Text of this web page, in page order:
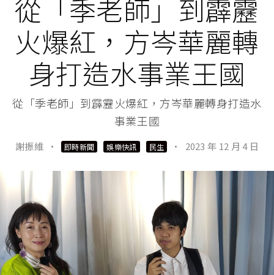
從「季老師」到霹靂
火爆紅，方岑華麗轉
身打造水事業王國
從「季老師」到霹靂火爆紅，方岑華麗轉身打造水
事業王國
謝振維 · 即時新聞 娛樂快訊 民生 · 2023 年 12 月 4 日